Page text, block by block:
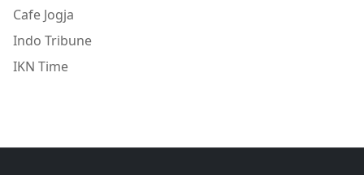
Cafe Jogja
Indo Tribune
IKN Time